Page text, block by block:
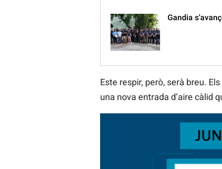
Gandia
Este respir, però, serà breu.
una nova entrada d’aire càlid